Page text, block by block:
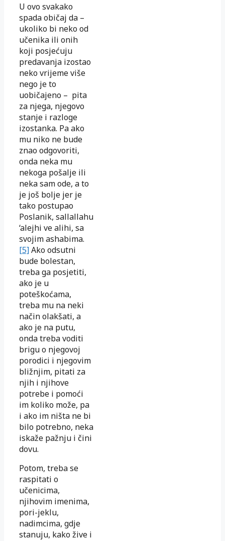
U ovo svakako
spada običaj da –
ukoliko bi neko od
učenika ili onih
koji posjećuju
predavanja izostao
neko vrijeme više
nego je to
uobičajeno – pita
za njega, njegovo
stanje i razloge
izostanka. Pa ako
mu niko ne bude
znao odgovoriti,
onda neka mu
nekoga pošalje ili
neka sam ode, a to
je još bolje jer je
tako postupao
Poslanik, sallallahu
‘alejhi ve alihi, sa
svojim ashabima.
[5]Ako odsutni
bude bolestan,
treba ga posjetiti,
ako je u
poteškoćama,
treba mu na neki
način olakšati, a
ako je na putu,
onda treba voditi
brigu o njegovoj
porodici i njegovim
bližnjim, pitati za
njih i njihove
potrebe i pomoći
im koliko može, pa
i ako im ništa ne bi
bilo potrebno, neka
iskaže pažnju i čini
dovu.
Potom, treba se
raspitati o
učenicima,
njihovim imenima,
pori-jeklu,
nadimcima, gdje
stanuju, kako žive i